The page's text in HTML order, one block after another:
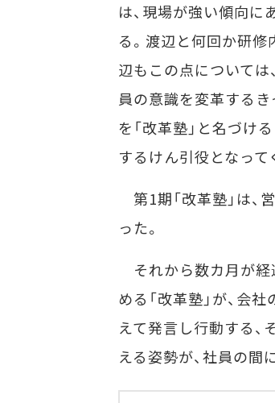
は、現場が強い傾向
る。渡辺と何回か研
辺もこの点について
員の意識を変革する
を「改革塾」と名づけ
するけん引役となって
第1期「改革塾」は、
った。
それから数カ月が経
める「改革塾」が、会
えて発言し行動する、
える姿勢が、社員の間